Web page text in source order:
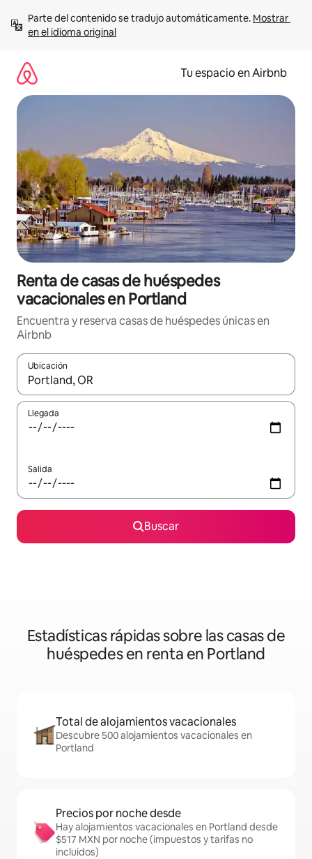
contenido
Parte del contenido se tradujo automáticamente. Mostrar
en el idioma original
Tu espacio en Airbnb
Renta de casas de huéspedes
vacacionales en Portland
Encuentra y reserva casas de huéspedes únicas en
Airbnb
Ubicación
Cuando los resultados estén disponibles, podrás navegar
Llegada
Salida
Buscar
Estadísticas rápidas sobre las casas de
huéspedes en renta en Portland
Total de alojamientos vacacionales
Descubre 500 alojamientos vacacionales en
Portland
Precios por noche desde
Hay alojamientos vacacionales en Portland desde
$517 MXN por noche (impuestos y tarifas no
incluidos)